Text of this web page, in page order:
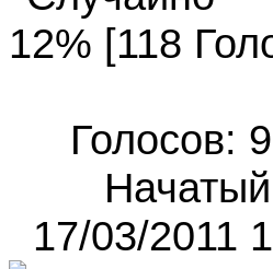
12% [118
Голосов:
17/03/2011